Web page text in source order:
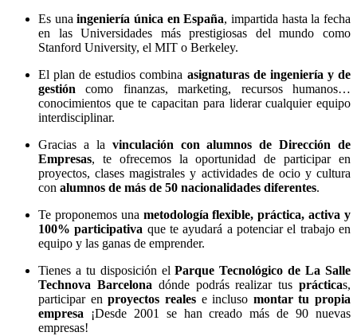
Es unaingeniería única en España, impartida hasta la fecha
en las Universidades más prestigiosas del mundo como
Stanford University, el MIT o Berkeley.
El plan de estudios combina asignaturas de ingeniería y de
gestión como finanzas, marketing, recursos humanos…
conocimientos que te capacitan para liderar cualquier equipo
interdisciplinar.
Gracias a la vinculación con alumnos de Dirección de
Empresas, te ofrecemos la oportunidad de participar en
proyectos, clases magistrales y actividades de ocio y cultura
con alumnos de más de 50 nacionalidades diferentes.
Te proponemos una metodología flexible, práctica, activa y
100% participativa que te ayudará a potenciar el trabajo en
equipo y las ganas de emprender.
Tienes a tu disposición elParque Tecnológico de La Salle
Technova Barcelona dónde podrás realizar tusprácticas,
participar enproyectos realese incluso montar tu propia
empresa ¡Desde 2001 se han creado más de 90 nuevas
empresas!